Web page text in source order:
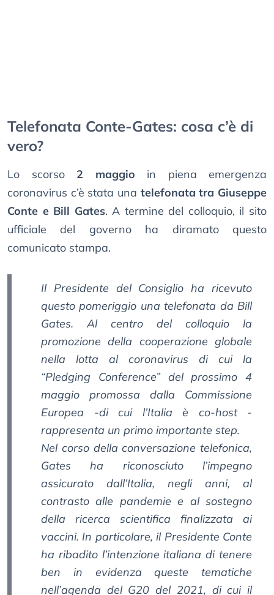
Telefonata Conte-Gates: cosa c’è di
vero?
Lo scorso 2 maggio in piena emergenza
coronavirus c’è stata una telefonata tra Giuseppe
Conte e Bill Gates. A termine del colloquio, il sito
ufficiale del governo ha diramato questo
comunicato stampa.
Il Presidente del Consiglio ha ricevuto
questo pomeriggio una telefonata da Bill
Gates. Al centro del colloquio la
promozione della cooperazione globale
nella lotta al coronavirus di cui la
“Pledging Conference” del prossimo 4
maggio promossa dalla Commissione
Europea -di cui l’Italia è co-host -
rappresenta un primo importante step.
Nel corso della conversazione telefonica,
Gates ha riconosciuto l’impegno
assicurato dall’Italia, negli anni, al
contrasto alle pandemie e al sostegno
della ricerca scientifica finalizzata ai
vaccini. In particolare, il Presidente Conte
ha ribadito l’intenzione italiana di tenere
ben in evidenza queste tematiche
nell’agenda del G20 del 2021, di cui il